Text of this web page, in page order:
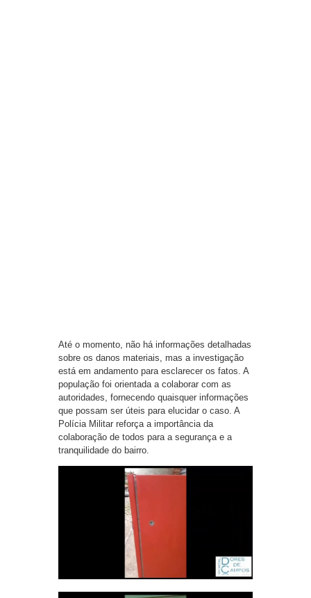
Até o momento, não há informações detalhadas
sobre os danos materiais, mas a investigação
está em andamento para esclarecer os fatos. A
população foi orientada a colaborar com as
autoridades, fornecendo quaisquer informações
que possam ser úteis para elucidar o caso. A
Polícia Militar reforça a importância da
colaboração de todos para a segurança e a
tranquilidade do bairro.